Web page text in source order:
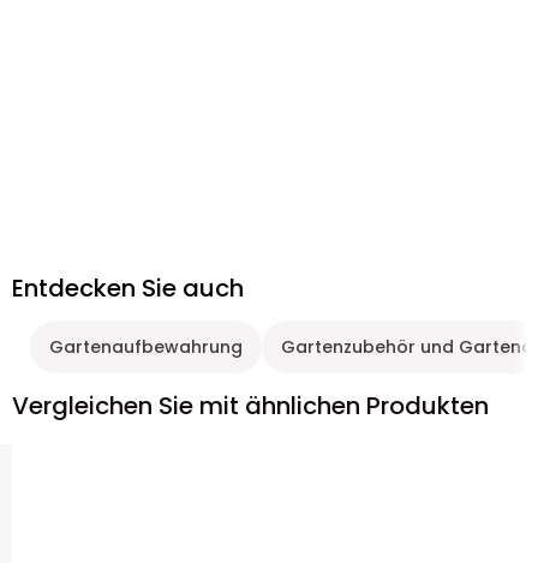
Entdecken Sie auch
Gartenaufbewahrung Gartenzubehör und
Vergleichen Sie mit ähnlichen Produkten